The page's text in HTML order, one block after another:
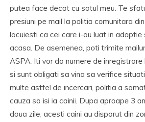
putea face decat cu sotul meu. Te
presiuni pe mail la politia comunitara
locuiesti ca cei care i-au luat in adoptie
acasa. De asemenea, poti trimite
ASPA. Iti vor da numere de
si sunt obligati sa vina sa verifice
multe astfel de incercari, politia a
cauza sa isi ia cainii. Dupa aproape 3
doua zile, acesti caini au disparut din